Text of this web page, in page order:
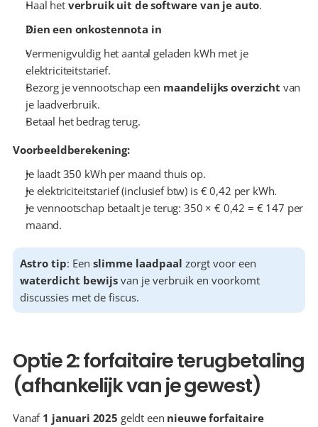
Haal het verbruik uit de software van je auto.
Dien een onkostennota in
Vermenigvuldig het aantal geladen kWh met je
elektriciteitstarief.
Bezorg je vennootschap een maandelijks overzicht van
je laadverbruik.
Betaal het bedrag terug.
Voorbeeldberekening:
Je laadt 350 kWh per maand thuis op.
Je elektriciteitstarief (inclusief btw) is € 0,42 per kWh.
Je vennootschap betaalt je terug: 350 × € 0,42 = € 147 per
maand.
Astro tip: Een slimme laadpaal
waterdicht bewijs van je verbruik en voorkomt
discussies met de fiscus.
Optie 2: forfaitaire terugbetaling
(afhankelijk van je gewest)
Vanaf 1 januari 2025 geldt een nieuwe forfaitaire